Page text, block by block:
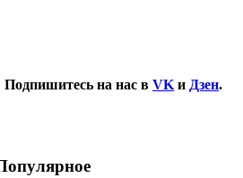
на нас в VK и Дзен.